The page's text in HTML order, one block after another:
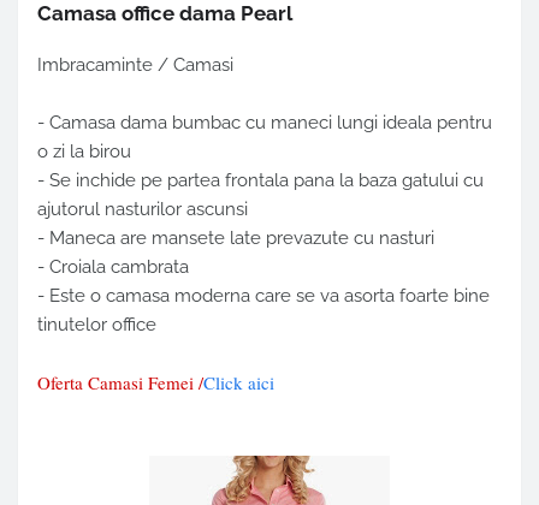
Camasa office dama Pearl
Imbracaminte / Camasi
- Camasa dama bumbac cu maneci lungi ideala pentru
o zi la birou
- Se inchide pe partea frontala pana la baza gatului cu
ajutorul nasturilor ascunsi
- Maneca are mansete late prevazute cu nasturi
- Croiala cambrata
- Este o camasa moderna care se va asorta foarte bine
tinutelor office
Oferta Camasi Femei /Click aici